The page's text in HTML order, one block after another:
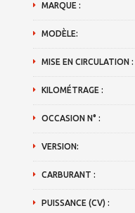
MARQUE :
MODÈLE:
MISE EN CIRCULATION :
KILOMÉTRAGE :
OCCASION N° :
VERSION:
CARBURANT :
PUISSANCE (CV) :